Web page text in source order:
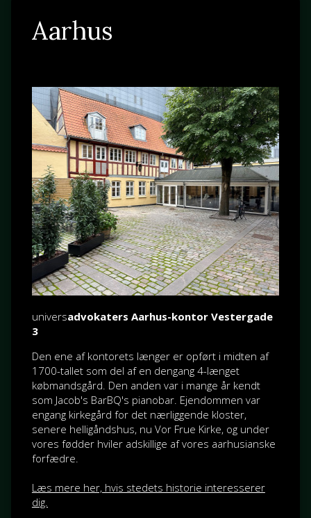
Aarhus
universadvokaters Aarhus-kontor Vestergade
3
Den ene af kontorets længer er opført i midten af
1700-tallet som del af en dengang 4-længet
købmandsgård. Den anden var i mange år kendt
som Jacob's BarBQ's pianobar. Ejendommen var
engang kirkegård for det nærliggende kloster,
senere helligåndshus, nu Vor Frue Kirke, og under
vores fødder hviler adskillige af vores aarhusianske
forfædre.
Læs mere her, hvis stedets historie interesserer
dig.